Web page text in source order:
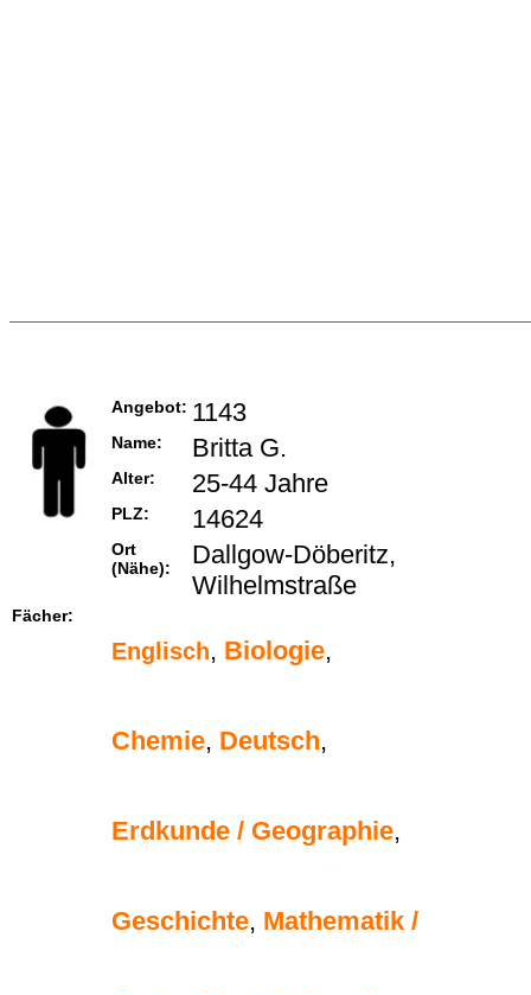
Angebot: 1143
Name: Britta G.
Alter: 25-44 Jahre
PLZ: 14624
Ort
(Nähe):
Dallgow-Döberitz,
Wilhelmstraße
Fächer:
Englisch, Biologie,
Chemie, Deutsch,
Erdkunde / Geographie,
Geschichte, Mathematik /